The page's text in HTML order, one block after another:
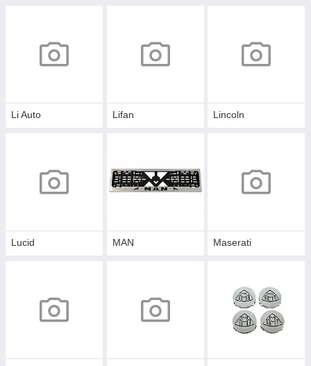
Li Auto Lifan Lincoln
Lucid MAN Maserati